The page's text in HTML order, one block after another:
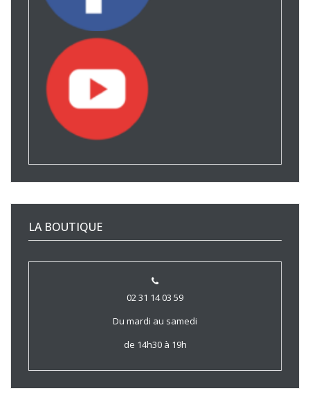
LA BOUTIQUE
02 31 14 03 59
Du mardi au samedi
de 14h30 à 19h